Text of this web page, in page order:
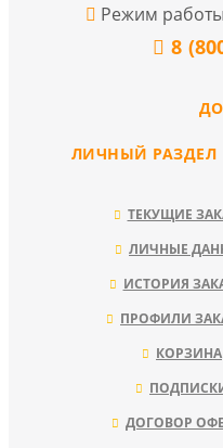
Режим
8
ЛИЧНЫЙ РАЗДЕЛ
ТЕКУЩИЕ
ЛИЧНЫЕ
ИСТОРИЯ
ПРОФИЛИ
КОРЗИНА
ДОГОВОР